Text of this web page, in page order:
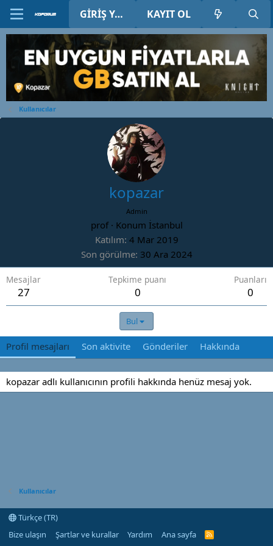
GIRIŞ YAP KAYIT OL
Kullanıcılar
kopazar
Admin
prof · Konum İstanbul
Katılım 4 Mar 2019
Son görülme 30 Ara 2024
Mesajlar
27
Tepkime puanı
0
Puanları
0
Bul
Profil mesajları Son aktivite Gönderiler Hakkında
kopazar adlı kullanıcının profili hakkında henüz mesaj yok.
Kullanıcılar
Türkçe (TR)
Bize ulaşın
Şartlar ve kurallar Yardım Ana sayfa
R